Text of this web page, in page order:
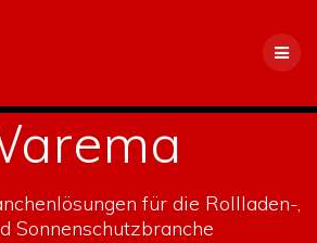
für die Rollladen-,
Sonnenschutzbranche